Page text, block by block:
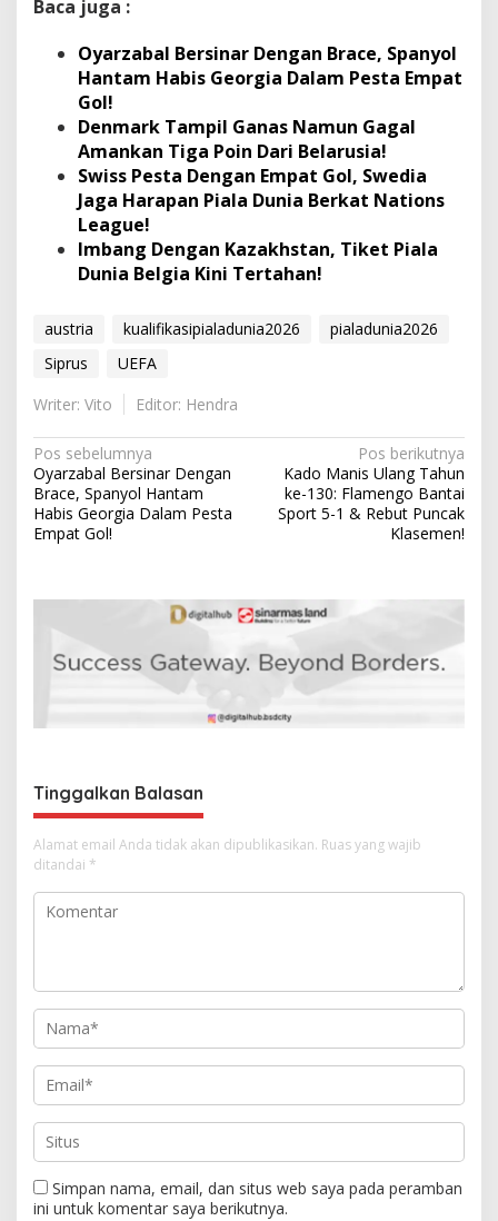
Marino
Baca juga :
Oyarzabal Bersinar Dengan Brace, Spanyol
Hantam Habis Georgia Dalam Pesta Empat
Gol!
Denmark Tampil Ganas Namun Gagal
Amankan Tiga Poin Dari Belarusia!
Swiss Pesta Dengan Empat Gol, Swedia
Jaga Harapan Piala Dunia Berkat Nations
League!
Imbang Dengan Kazakhstan, Tiket Piala
Dunia Belgia Kini Tertahan!
austria kualifikasipialadunia2026
pialadunia2026
Siprus
UEFA
Writer: Vito
Editor: Hendra
N
a
v
i
o
Pos sebelumnya
Oyarzabal Bersinar Dengan
Brace, Spanyol Hantam
Habis Georgia Dalam Pesta
Empat Gol!
Pos berikutnya
Kado Manis Ulang Tahun
ke-130: Flamengo Bantai
Sport 5-1 & Rebut Puncak
Klasemen!
Tinggalkan Balasan
Alamat email Anda tidak akan dipublikasikan. Ruas yang wajib
ditandai *
Simpan nama, email, dan situs web saya pada peramban
ini untuk komentar saya berikutnya.